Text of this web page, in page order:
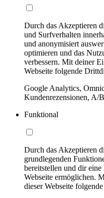
Durch das Akzeptieren
und Surfverhalten
und anonymisiert
optimieren und das
verbessern. Mit deiner
Webseite folgende
Google Analytics,
Kundenrezensionen, A/
Funktional
Durch das Akzeptieren
grundlegenden
bereitstellen und dir
Webseite ermöglichen.
dieser Webseite